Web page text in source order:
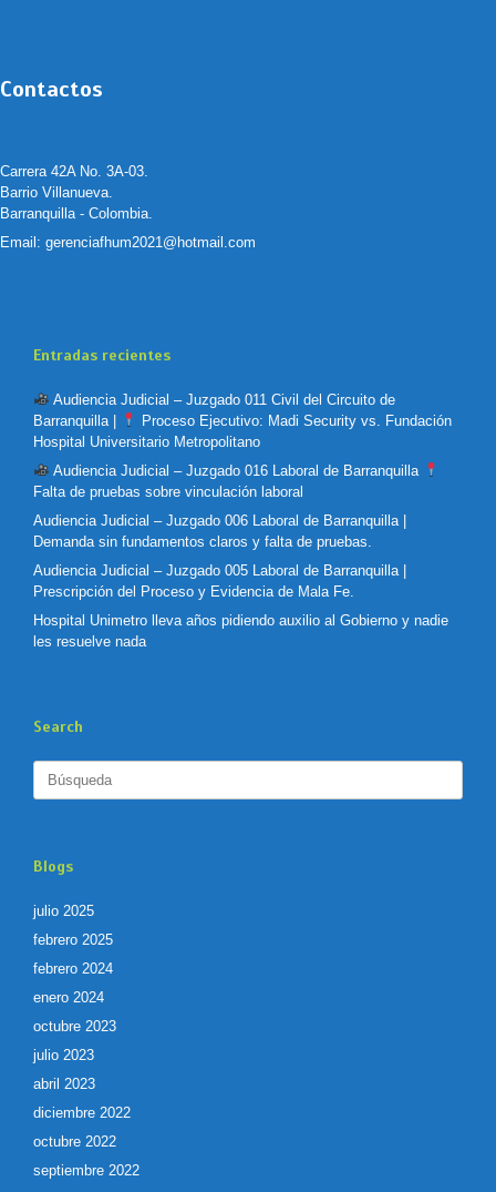
Contactos
Carrera 42A No. 3A-03.
Barrio Villanueva.
Barranquilla - Colombia.
Email: gerenciafhum2021@hotmail.com
Entradas recientes
Audiencia Judicial – Juzgado 011 Civil del Circuito de
Barranquilla |
Proceso Ejecutivo: Madi Security vs. Fundación
Hospital Universitario Metropolitano
Audiencia Judicial – Juzgado 016 Laboral de Barranquilla
Falta de pruebas sobre vinculación laboral
Audiencia Judicial – Juzgado 006 Laboral de Barranquilla |
Demanda sin fundamentos claros y falta de pruebas.
Audiencia Judicial – Juzgado 005 Laboral de Barranquilla |
Prescripción del Proceso y Evidencia de Mala Fe.
Hospital Unimetro lleva años pidiendo auxilio al Gobierno y nadie
les resuelve nada
Search
Buscar:
Blogs
julio 2025
febrero 2025
febrero 2024
enero 2024
octubre 2023
julio 2023
abril 2023
diciembre 2022
octubre 2022
septiembre 2022